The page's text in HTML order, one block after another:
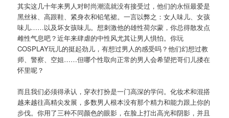
其实这几十年来男人对时尚潮流就没有接受过，他们的永恒最爱是
黑丝袜、高跟鞋、紧身衣和铅笔裙。一言以弊之：女人味儿、女孩
味儿……以及坏女孩味儿。想刺激他的雄性荷尔蒙，你总得散发点
雌性气息吧？近年来肆虐的中性风尤其让男人惧怕。你玩
COSPLAY玩儿的挺起劲儿，有想过男人的感受吗？他们幻想过教
师、警察、空姐……但哪个性取向正常的男人会希望把哥们儿搂在
怀里呢？
而且我们必须得承认，穿衣打扮是一门高深的学问。化妆术和混搭
越来越往高精尖发展，多数男人根本没有那个精力和能力跟上你的
步伐。你用了三种不同颜色的眼影，在脸上打出高光和阴影，并且